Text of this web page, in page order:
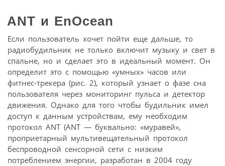
ANT и EnOcean
Если пользователь хочет пойти еще дальше, то
радиобудильник не только включит музыку и свет в
спальне, но и сделает это в идеальный момент. Он
определит это с помощью «умных» часов или
фитнес-трекера (рис. 2), который узнает о фазе сна
пользователя через мониторинг пульса и детектор
движения. Однако для того чтобы будильник имел
доступ к данным устройствам, ему необходим
протокол ANT (ANT — буквально: «муравей»,
проприетарный мультивещательный протокол
беспроводной сенсорной сети с низким
потреблением энергии, разработан в 2004 году